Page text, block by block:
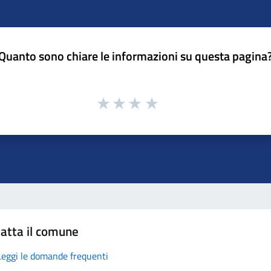
sono chiare le informazioni su questa
il comune
le domande frequenti